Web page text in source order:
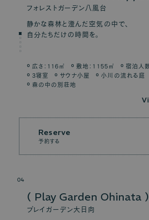
フォレストガーデン八風台
静かな森林と澄んだ空気の中で、
自分たちだけの時間を。
広さ：116㎡ 敷地：1155㎡
宿泊人
3寝室
サウナ小屋 小川の流れる庭
森の中の別荘地
Vi
Reserve
予約する
04
Play Garden Ohinata
プレイガーデン大日向